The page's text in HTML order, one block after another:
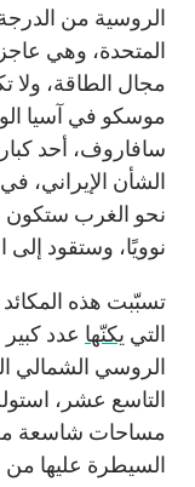
الروسية من الدرجة
المتحدة، وهي
مجال الطاقة، ولا
موسكو في آسيا
سافاروف، أحد
الشأن الإيراني،
نحو الغرب ستكون
نوويًا، وستقود إلى
تسبّبت هذه
التي يكنّها عدد كبير
الروسي الشمالي
التاسع عشر،
مساحات شاسعة من